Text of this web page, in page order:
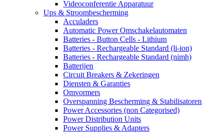
Videoconferentie Apparatuur
Ups & Stroombescherming
Acculaders
Automatic Power Omschakelautomaten
Batteries - Button Cells - Lithium
Batteries - Rechargeable Standard (li-ion)
Batteries - Rechargeable Standard (nimh)
Batterijen
Circuit Breakers & Zekeringen
Diensten & Garanties
Omvormers
Overspanning Bescherming & Stabilisatoren
Power Accessories (non Categorised)
Power Distribution Units
Power Supplies & Adapters